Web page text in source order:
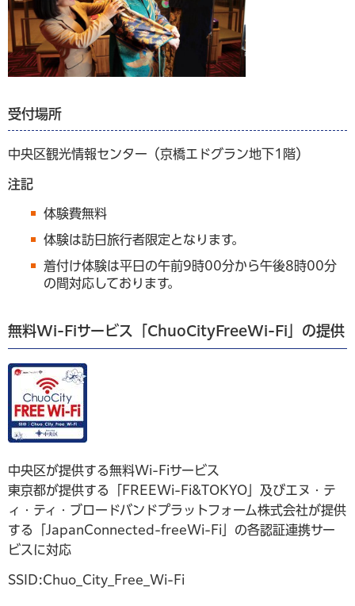
受付場所
中央区観光情報センター（京橋エドグラン地下1階）
注記
体験費無料
体験は訪日旅行者限定となります。
着付け体験は平日の午前9時00分から午後8時00分
の間対応しております。
無料Wi-Fiサービス「ChuoCityFreeWi-Fi」の提供
中央区が提供する無料Wi-Fiサービス
東京都が提供する「FREEWi-Fi&TOKYO」及びエヌ・テ
ィ・ティ・ブロードバンドプラットフォーム株式会社が提供
する「JapanConnected-freeWi-Fi」の各認証連携サー
ビスに対応
SSID:Chuo_City_Free_Wi-Fi